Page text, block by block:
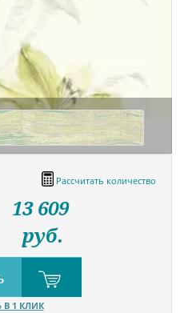
Рассчитать количество
13 609
руб.
В 1 КЛИК